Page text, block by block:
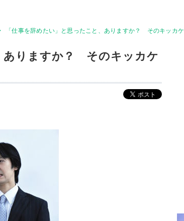
「仕事を辞めたい」と思ったこと、ありますか？ そのキッカ
ありますか？ そのキッカケ